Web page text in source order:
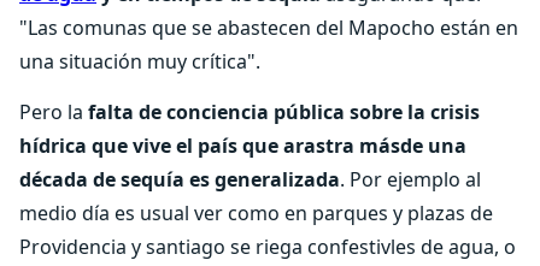
"Las comunas que se abastecen del Mapocho están en
una situación muy crítica".
Pero la falta de conciencia pública sobre la crisis
hídrica que vive el país que arastra másde una
década de sequía es generalizada. Por ejemplo al
medio día es usual ver como en parques y plazas de
Providencia y santiago se riega confestivles de agua, o